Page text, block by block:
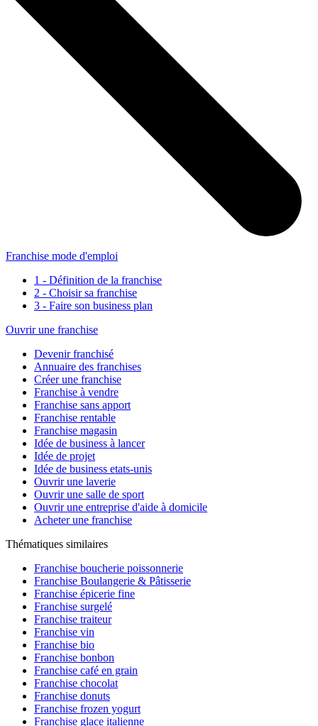
Franchise mode d'emploi
1 - Définition de la franchise
2 - Choisir sa franchise
3 - Faire son business plan
Ouvrir une franchise
Devenir franchisé
Annuaire des franchises
Créer une franchise
Franchise à vendre
Franchise sans apport
Franchise rentable
Franchise magasin
Idée de business à lancer
Idée de projet
Idée de business etats-unis
Ouvrir une laverie
Ouvrir une salle de sport
Ouvrir une entreprise d'aide à domicile
Acheter une franchise
Thématiques similaires
Franchise boucherie poissonnerie
Franchise Boulangerie & Pâtisserie
Franchise épicerie fine
Franchise surgelé
Franchise traiteur
Franchise vin
Franchise bio
Franchise bonbon
Franchise café en grain
Franchise chocolat
Franchise donuts
Franchise frozen yogurt
Franchise glace italienne